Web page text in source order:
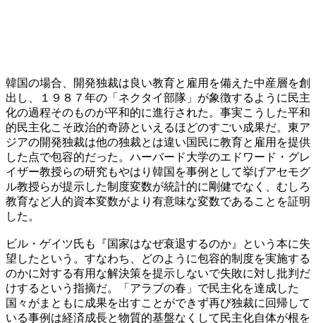
韓国の場合、開発独裁は良い教育と雇用を備えた中産層を創
出し、１９８７年の「ネクタイ部隊」が象徴するように民主
化の過程そのものが平和的に進行された。事実こうした平和
的民主化こそ政治的奇跡といえるほどのすごい成果だ。東ア
ジアの開発独裁は他の独裁とは違い国民に教育と雇用を提供
した点で包容的だった。ハーバード大学のエドワード・グレ
イザー教授らの研究もやはり韓国を事例として挙げアセモグ
ル教授らが提示した制度変数が統計的に剛健でなく、むしろ
教育など人的資本変数がより有意味な変数であることを証明
した。
ビル・ゲイツ氏も『国家はなぜ衰退するのか』という本に失
望したという。すなわち、どのように包容的制度を実施する
のかに対する有用な解決策を提示しないで失敗に対し批判だ
けするという指摘だ。「アラブの春」で民主化を達成した
国々がまともに成果を出すことができず再び独裁に回帰して
いる事例は経済成長と物質的基盤なくして民主化自体が根を